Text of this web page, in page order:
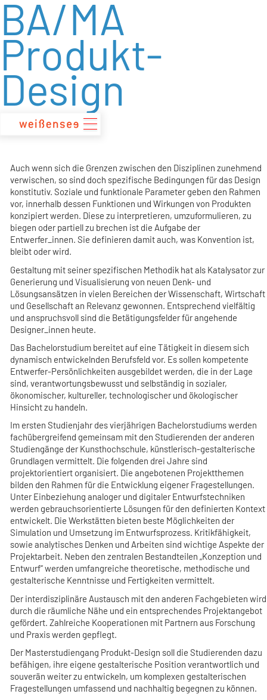
zum
Inhalt
BA/MA
Produkt-
Design
Auch wenn sich die Grenzen zwischen den Disziplinen zunehmend
verwischen, so sind doch spezifische Bedingungen für das Design
konstitutiv. Soziale und funktionale Parameter geben den Rahmen
vor, innerhalb dessen Funktionen und Wirkungen von Produkten
konzipiert werden. Diese zu interpretieren, umzuformulieren, zu
biegen oder partiell zu brechen ist die Aufgabe der
Entwerfer_innen. Sie definieren damit auch, was Konvention ist,
bleibt oder wird.
Gestaltung mit seiner spezifischen Methodik hat als Katalysator zur
Generierung und Visualisierung von neuen Denk- und
Lösungsansätzen in vielen Bereichen der Wissenschaft, Wirtschaft
und Gesellschaft an Relevanz gewonnen. Entsprechend vielfältig
und anspruchsvoll sind die Betätigungsfelder für angehende
Designer_innen heute.
Das Bachelorstudium bereitet auf eine Tätigkeit in diesem sich
dynamisch entwickelnden Berufsfeld vor. Es sollen kompetente
Entwerfer-Persönlichkeiten ausgebildet werden, die in der Lage
sind, verantwortungsbewusst und selbständig in sozialer,
ökonomischer, kultureller, technologischer und ökologischer
Hinsicht zu handeln.
Im ersten Studienjahr des vierjährigen Bachelorstudiums werden
fachübergreifend gemeinsam mit den Studierenden der anderen
Studiengänge der Kunsthochschule, künstlerisch-gestalterische
Grundlagen vermittelt. Die folgenden drei Jahre sind
projektorientiert organisiert. Die angebotenen Projektthemen
bilden den Rahmen für die Entwicklung eigener Fragestellungen.
Unter Einbeziehung analoger und digitaler Entwurfstechniken
werden gebrauchsorientierte Lösungen für den definierten Kontext
entwickelt. Die Werkstätten bieten beste Möglichkeiten der
Simulation und Umsetzung im Entwurfsprozess. Kritikfähigkeit,
sowie analytisches Denken und Arbeiten sind wichtige Aspekte der
Projektarbeit. Neben den zentralen Bestandteilen „Konzeption und
Entwurf“ werden umfangreiche theoretische, methodische und
gestalterische Kenntnisse und Fertigkeiten vermittelt.
Der interdisziplinäre Austausch mit den anderen Fachgebieten wird
durch die räumliche Nähe und ein entsprechendes Projektangebot
gefördert. Zahlreiche Kooperationen mit Partnern aus Forschung
und Praxis werden gepflegt.
Der Masterstudiengang Produkt-Design soll die Studierenden dazu
befähigen, ihre eigene gestalterische Position verantwortlich und
souverän weiter zu entwickeln, um komplexen gestalterischen
Fragestellungen umfassend und nachhaltig begegnen zu können.